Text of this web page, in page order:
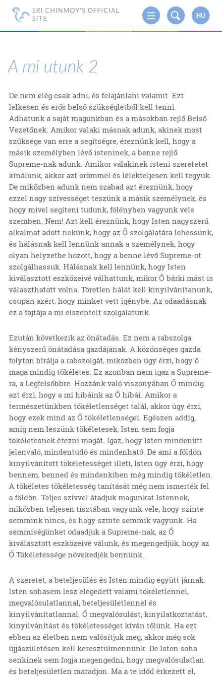
SRI CHINMOY'S OFFICIAL
SITE
HU
A mi utunk 2
De nem elég csak adni, és felajánlani valamit. Ezt
lelkesen és erős belső szükségletből kell tenni.
Adhatunk a saját magunkban és a másokban rejlő Belső
Vezetőnek. Amikor valaki másnak adunk, akinek most
szüksége van erre a segítségre, éreznünk kell, hogy a
másik személyben lévő isteninek, a benne rejlő
Supreme-nak adunk. Amikor valakinek isteni szeretetet
kínálunk, akkor azt örömmel és lélekteljesen kell tegyük.
De miközben adunk nem szabad azt éreznünk, hogy
ezzel nagy szívességet teszünk a másik személynek, és
hogy mivel segíteni tudunk, fölényben vagyunk vele
szemben. Nem! Azt kell éreznünk, hogy Isten nagyszerű
alkalmat adott nekünk, hogy az Ő szolgálatára lehessünk,
és hálásnak kell lennünk annak a személynek, hogy
olyan helyzetbe hozott, hogy a benne lévő Supreme-ot
szolgálhassuk. Hálásnak kell lennünk, hogy Isten
kiválasztott eszközeivé válhattunk, mikor Ő bárki mást is
választhatott volna. Töretlen hálát kell kinyilvánítanunk,
csupán azért, hogy minket vett igénybe. Az odaadásnak
ez a fajtája a mi elszentelt szolgálatunk.
Ezután következik az önátadás. Ez nem a rabszolga
kényszerű önátadása gazdájának. A közönséges gazda
folyton bírálja a rabszolgát, miközben úgy érzi, hogy ő
maga mindig tökéletes. Ez azonban nem igaz a Supreme-
ra, a Legfelsőbbre. Hozzánk való viszonyában Ő mindig
azt érzi, hogy a mi hibáink az Ő hibái. Amikor a
természetünkben tökéletlenséget talál, akkor úgy érzi,
hogy ezek mind az Ő tökéletlenségei. Egészen addig,
amíg nem leszünk tökéletesek, Isten sem fogja
tökéletesnek érezni magát. Igaz, hogy Isten mindenütt
jelenvaló, mindentudó és mindenható. De ami a földön
kinyilvánított tökéletességet illeti, Isten úgy érzi, hogy
bennem, benned és mindenkiben még mindig tökéletlen.
A tökéletes tökéletesség tanítását még nem ismerték fel
a földön. Teljes szívvel átadjuk magunkat Istennek,
miközben teljesen tisztában vagyunk vele, hogy szinte
semmink nincs, és hogy szinte semmik vagyunk. Ha
semmiségünket odaadjuk a Supreme-nak, az Ő
kiválasztott eszközeivé válunk, és megengedjük, hogy az
Ő Tökéletessége növekedjék bennünk.
A szeretet, a beteljesülés és Isten mindig együtt járnak.
Isten sohasem lesz elégedett valami tökéletlennel,
megvalósulatlannal, beteljesületlennel és
kinyilvánítatlannal. Ő megvalósulást, kinyilatkoztatást,
kinyilvánítást és tökéletességet kíván tőlünk. Ha ezt
ebben az életben nem valósítjuk meg, akkor még sok
újjászületésen kell keresztülmennünk. De Isten soha
senkinek sem fogja megengedni, hogy megvalósulatlan
és beteljesületlen maradjon. Ma a te időd érkezett el,